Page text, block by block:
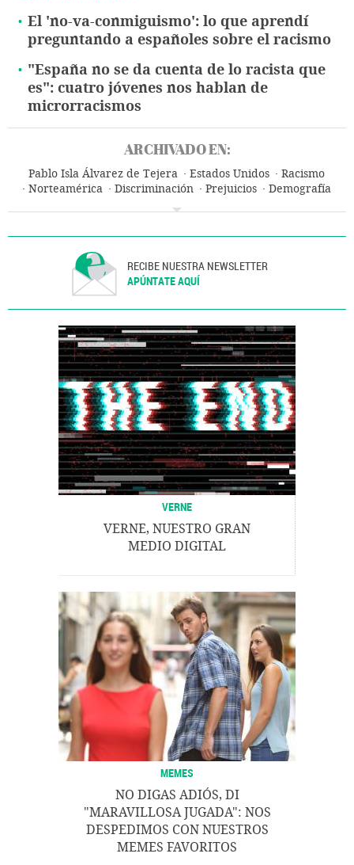
El 'no-va-conmiguismo': lo que aprendí
preguntando a españoles sobre el racismo
"España no se da cuenta de lo racista que
es": cuatro jóvenes nos hablan de
microrracismos
ARCHIVADO EN:
Pablo Isla Álvarez de Tejera Estados Unidos
Racismo
Norteamérica
Discriminación Prejuicios
Demografía
RECIBE NUESTRA NEWSLETTER
APÚNTATE AQUÍ
VERNE
VERNE, NUESTRO GRAN
MEDIO DIGITAL
MEMES
NO DIGAS ADIÓS, DI
"MARAVILLOSA JUGADA": NOS
DESPEDIMOS CON NUESTROS
MEMES FAVORITOS